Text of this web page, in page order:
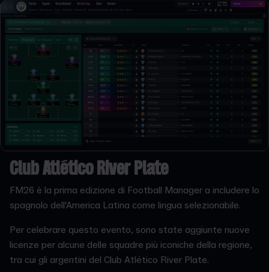
Club Atlético River Plate
FM26 è la prima edizione di Football Manager a includere lo
spagnolo dell'America Latina come lingua selezionabile.
Per celebrare questo evento, sono state aggiunte nuove
licenze per alcune delle squadre più iconiche della regione,
tra cui gli argentini del Club Atlético River Plate.